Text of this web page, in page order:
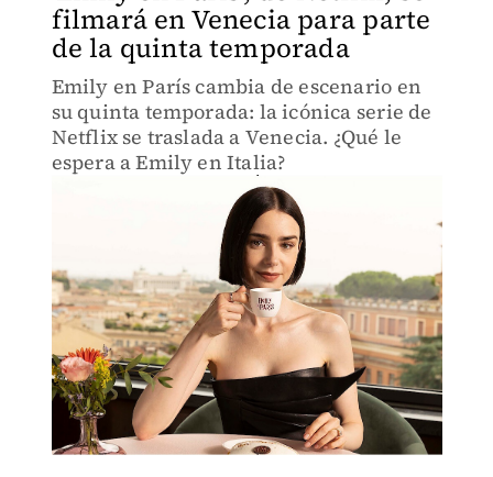
filmará en Venecia para parte
de la quinta temporada
Emily en París cambia de escenario en
su quinta temporada: la icónica serie de
Netflix se traslada a Venecia. ¿Qué le
espera a Emily en Italia?